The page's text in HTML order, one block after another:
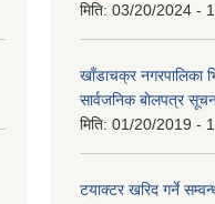
मिति: 03/20/2024 -
खाँडाचक्र नगरपालिका
सार्वजनिक बाेलपत्र
मिति: 01/20/2019 -
टयाक्टर खरिद गर्ने